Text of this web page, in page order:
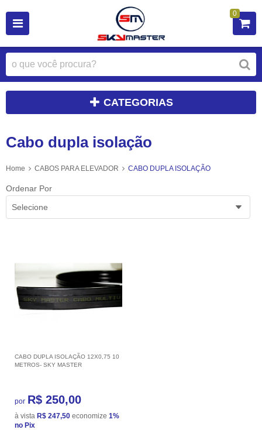
0
CATEGORIAS
Cabo dupla isolação
Home CABOS PARA ELEVADOR CABO DUPLA ISOLAÇÃO
Ordenar Por
Selecione
CABO DUPLA ISOLAÇÃO 12X0,75 10
METROS- SKY MASTER
por R$ 250,00
à vista R$ 247,50 economize 1%
no Pix